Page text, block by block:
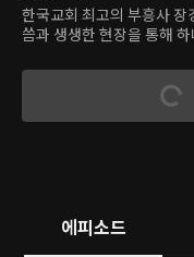
한국교회 최고의 부흥사
씀과 생생한 현장을 통해
에피소드